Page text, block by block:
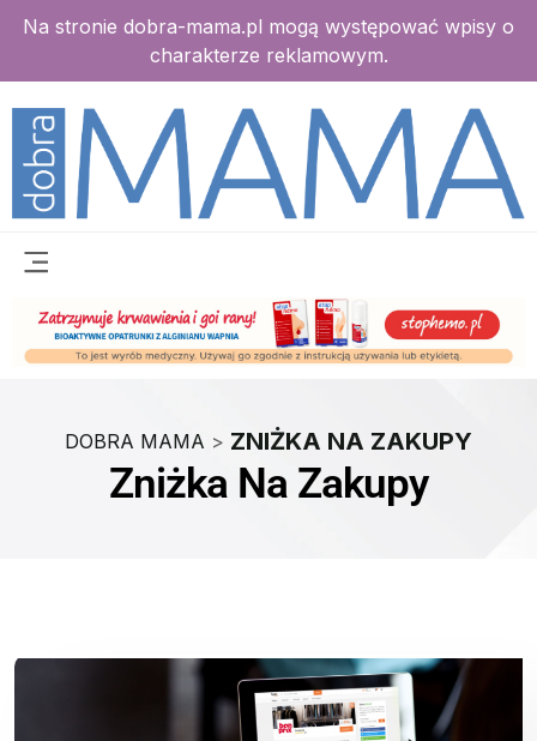
Na stronie dobra-mama.pl mogą występować wpisy o
charakterze reklamowym.
DOBRA MAMA > ZNIŻKA NA ZAKUPY
Zniżka Na Zakupy